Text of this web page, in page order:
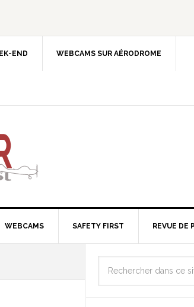
END WEBCAMS SUR AÉRODROME
WEBCAMS SAFETY FIRST REVUE DE